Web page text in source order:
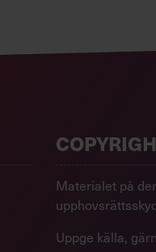
Materialet på
Uppge källa,